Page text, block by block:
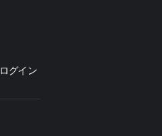
ログイン